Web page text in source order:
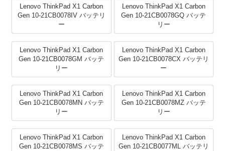
Lenovo ThinkPad X1 Carbon
Gen 10-21CB0078IV バッテリ
ー
Lenovo ThinkPad X1 Carbon
Gen 10-21CB0078GQ バッテ
リー
Lenovo ThinkPad X1 Carbon
Gen 10-21CB0078GM バッテ
リー
Lenovo ThinkPad X1 Carbon
Gen 10-21CB0078CX バッテリ
ー
Lenovo ThinkPad X1 Carbon
Gen 10-21CB0078MN バッテ
リー
Lenovo ThinkPad X1 Carbon
Gen 10-21CB0078MZ バッテ
リー
Lenovo ThinkPad X1 Carbon
Gen 10-21CB0078MS バッテ
Lenovo ThinkPad X1 Carbon
Gen 10-21CB0077ML バッテリ